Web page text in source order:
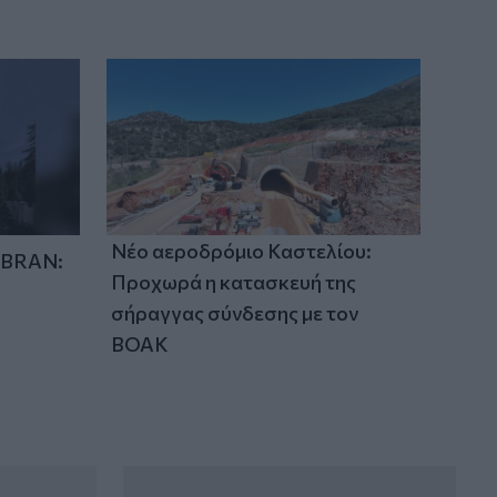
Νέο αεροδρόμιο Καστελίου:
Προχωρά η κατασκευή της
σήραγγας σύνδεσης με τον
ΒΟΑΚ